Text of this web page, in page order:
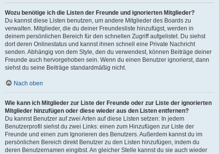
Wozu benötige ich die Listen der Freunde und ignorierten Mitglieder?
Du kannst diese Listen benutzen, um andere Mitglieder des Boards zu
verwalten. Mitglieder, die du deiner Freundesliste hinzufügst, werden in
deinem persönlichen Bereich für den schnellen Zugriff aufgelistet. Du siehst
dort deren Onlinestatus und kannst ihnen schnell eine Private Nachricht
senden. Abhängig von dem Style, den du verwendest, können Beiträge deiner
Freunde auch hervorgehoben sein. Wenn du einen Benutzer ignorierst, dann
siehst du seine Beiträge standardmäßig nicht.
Nach oben
Wie kann ich Mitglieder zur Liste der Freunde oder zur Liste der ignorierten
Mitglieder hinzufügen oder diese wieder aus den Listen entfernen?
Du kannst Benutzer auf zwei Arten auf diese Listen setzen: In jedem
Benutzerprofil siehst du zwei Links: einen zum Hinzufügen zur Liste der
Freunde und einen zum Ignorieren des Benutzers. Außerdem kannst du im
persönlichen Bereich direkt Benutzer zu den Listen hinzufügen, indem du
deren Benutzernamen eingibst. An gleicher Stelle kannst du sie auch wieder